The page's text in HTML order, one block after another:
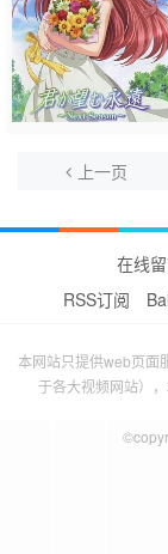
上一页
在线
RSS订阅
本网站只提供web页面
于各大视频网站）